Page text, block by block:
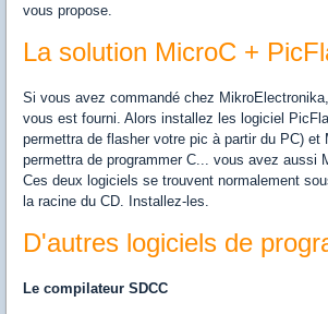
vous propose.
La solution MicroC +
Si vous avez commandé chez
vous est fourni. Alors installez les logiciel
permettra de flasher votre pic à partir du PC) et
permettra de programmer C... vous avez aussi
Ces deux logiciels se trouvent normalement
la racine du CD. Installez-les.
D'autres logiciels de
Le compilateur SDCC